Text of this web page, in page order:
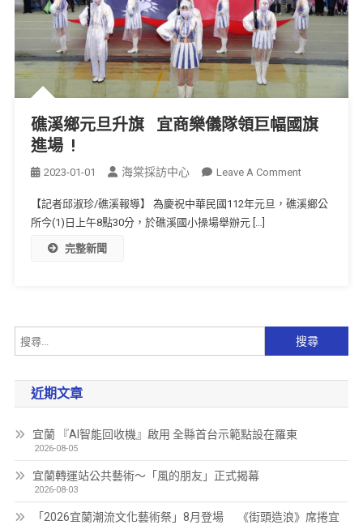
礁溪鄉元旦升旗 宜商樂儀隊領巨幅國旗
進場 !
2023-01-01 海棠採訪中心 Leave A Comment
【記者邱淑珍/礁溪報導】 為慶祝中華民國112年元旦，礁溪鄉公
所今(1)日上午8點30分，於礁溪國小操場舉辦元 […]
完整新聞
近期文章
宜蘭 『AI智能回收機』啟用 全縣首台示範點設在羅東
2026-08-05
宜蘭轉運站公共藝術～「風的朋友」正式揭幕
2026-08-03
「2026宜蘭潮流文化藝術祭」8月登場 《街頭造浪》席捲宜